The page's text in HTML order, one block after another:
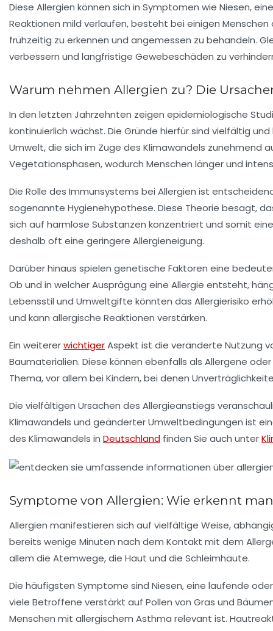
Diese Allergien können sich in Symptomen wie Niesen,
Reaktionen mild verlaufen, besteht bei einigen
frühzeitig zu erkennen und angemessen zu behandeln.
verbessern und langfristige Gewebeschäden zu
Warum nehmen Allergien zu? Die
In den letzten Jahrzehnten zeigen epidemiologische
kontinuierlich wächst. Die Gründe hierfür sind vielfältig
Umwelt, die sich im Zuge des Klimawandels zunehmend
Vegetationsphasen, wodurch Menschen länger und
Die Rolle des Immunsystems bei Allergien ist
sogenannte Hygienehypothese. Diese Theorie besagt,
sich auf harmlose Substanzen konzentriert und somit
deshalb oft eine geringere Allergieneigung.
Darüber hinaus spielen genetische Faktoren eine
Ob und in welcher Ausprägung eine Allergie entsteht,
Lebensstil und Umweltgifte könnten das Allergierisiko
und kann allergische Reaktionen verstärken.
Ein weitererwichtigerAspekt ist die veränderte Nutzung
Baumaterialien. Diese können ebenfalls als Allergene
Thema, vor allem bei Kindern, bei denen
Die vielfältigen Ursachen des Allergieanstiegs
Klimawandels und geänderter Umweltbedingungen ist
des Klimawandels in Deutschland finden Sie auch unter
Symptome von Allergien: Wie erkennt
Allergien manifestieren sich auf vielfältige Weise,
bereits wenige Minuten nach dem Kontakt mit dem
allem die Atemwege, die Haut und die Schleimhäute.
Die häufigsten Symptome sind Niesen, eine laufende
viele Betroffene verstärkt auf Pollen von Gras und
Menschen mit allergischem Asthma relevant ist.